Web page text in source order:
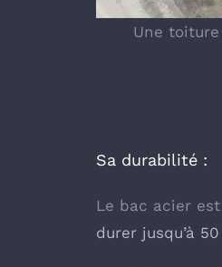
Une
Sa durabilité :
Le bac acier
durer jusqu’à